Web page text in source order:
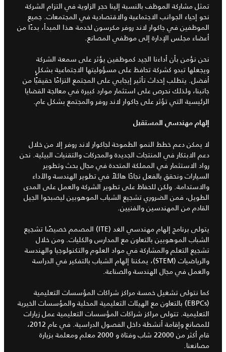
تمثل مشاركة الموظف بالنسبة إلينا حجر الزاوية في التزام الشركة
نحو إحياء الجوانب الاجتماعية والاقتصادية في المجتمعات. جميع
الموظفين في جاكوار لاند روفر مكرسون لخدمة هذا المبدأ، بدءًا من
أعضاء مجلس الإدارة إلى موظفي المصانع.
نحن نؤمن بأن أداءنا الجيد كموظفين يؤثر على سمعة الشركة
ويجعلها تبدو كشركة تحافظ على مسؤوليتها الاجتماعية بشكلٍ
أفضل. يتطلب إحداث تأثير إيجابي على المجتمع التزامًا حقيقيًا من
جانبنا، ولذلك نحرص على استثمار موارد كبيرة في معالجة القضايا
الرئيسية التي تؤثر على جاكوار لاند روفر والمجتمع بشكل عام.
إلهام مهندسي المستقبل
لا يمكن دعم خطط النمو الطموحة لجاكوار لاند روفر إلا من خلال
دعم الابتكار في المنتجات الجديدة والمحركات والتقنيات البيئية. نحن
رواد الاستثمار في المملكة المتحدة في مجال بحث وتطوير
السيارات ونحقق بالفعل نجاحًا هائلاً في تطوير الهندسة والأداء
والاستدامة. ولكن للحفاظ على تطوير الشركة والعمل على المدى
الطويل، فمن الضروري تشجيع الشباب الموهوبين ليصبحوا الجيل
القادم من المهندسين والفنيين.
يتولى برنامج إلهام مهندسي الغد (ITE) المصمم خصيصًا تشجيع
الشباب الموهوبين بالتعاون مع المدارس والكليات. ومن خلال
تشجيع التعلم والمشاركة في مواد العلوم والتكنولوجيا والهندسة
والرياضيات (STEM)، يمكننا إلهام الشباب بالتفكير في الدراسة
والعمل في مجال الهندسة والصناعة.
كما نتولى تشغيل خمسة مراكز شراكات المؤسسات التعليمية
(EBPCs) بالتعاون مع الهيئات التعليمية المحلية والمؤسسات الخيرية
التعليمية. تتولى مراكز شراكات المؤسسات التعليمية عمل زيارات
للمصانع وإقامة أنشطة داخل الفصول الدراسية. في عام 2012،
قام أكثر من 22000 شاب وفتاة و 2000 معلم ومعلمة بزيارة
مصانعنا.